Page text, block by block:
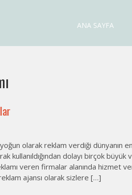
FiyatlarıANA SAYFA
olarak reklam verdiği dünyanın
kullanıldığından dolayı birçok
veren firmalar alanında hizmet
ajansı olarak sizlere […]